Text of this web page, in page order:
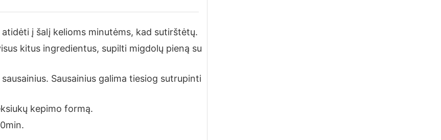
į šalį kelioms minutėms, kad sutirštėtų.
kitus ingredientus, supilti migdolų pieną su
Sausainius galima tiesiog sutrupinti
kepimo formą.